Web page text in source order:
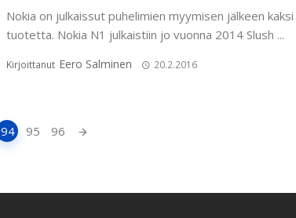
Nokia on julkaissut puhelimien myymisen jälkeen kaksi
tuotetta. Nokia N1 julkaistiin jo vuonna 2014 Slush ...
Kirjoittanut Eero Salminen 20.2.2016
94 95 96